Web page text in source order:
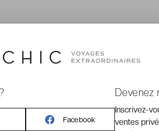
du Marais.
Facebook
Devenez
Inscrivez-
ventes